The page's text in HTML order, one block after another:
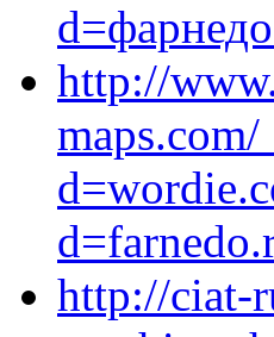
http://
http://ciat-